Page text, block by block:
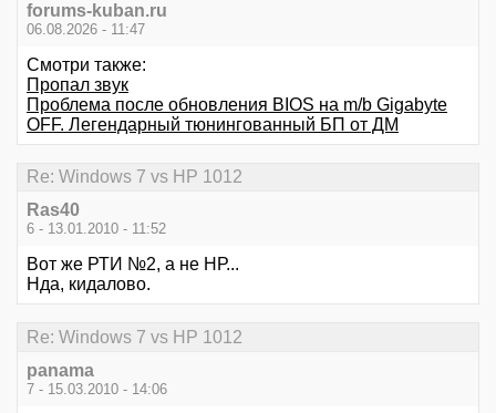
forums-kuban.ru
06.08.2026 - 11:47
Смотри также:
Пропал звук
Проблема после обновления BIOS на m/b Gigabyte
OFF. Легендарный тюнингованный БП от ДМ
Re: Windows 7 vs HP 1012
Ras40
6 - 13.01.2010 - 11:52
Вот же РТИ №2, а не НР...
Нда, кидалово.
Re: Windows 7 vs HP 1012
panama
7 - 15.03.2010 - 14:06